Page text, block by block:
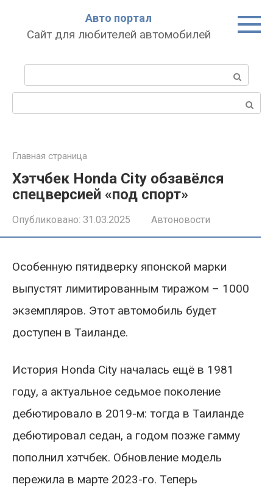
Авто портал
Сайт для любителей автомобилей
Главная страница
Хэтчбек Honda City обзавёлся
спецверсией «под спорт»
Опубликовано: 31.03.2025 Автоновости
Особенную пятидверку японской марки
выпустят лимитированным тиражом – 1000
экземпляров. Этот автомобиль будет
доступен в Таиланде.
История Honda City началась ещё в 1981
году, а актуальное седьмое поколение
дебютировало в 2019-м: тогда в Таиланде
дебютировал седан, а годом позже гамму
пополнил хэтчбек. Обновление модель
пережила в марте 2023-го. Теперь